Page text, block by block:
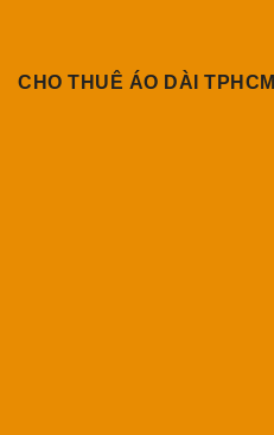
CHO THUÊ ÁO DÀI TPHCM